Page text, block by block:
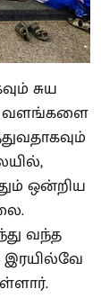
சுய
வளங்களை
ஒன்றிய
வந்த
இரயில்வே